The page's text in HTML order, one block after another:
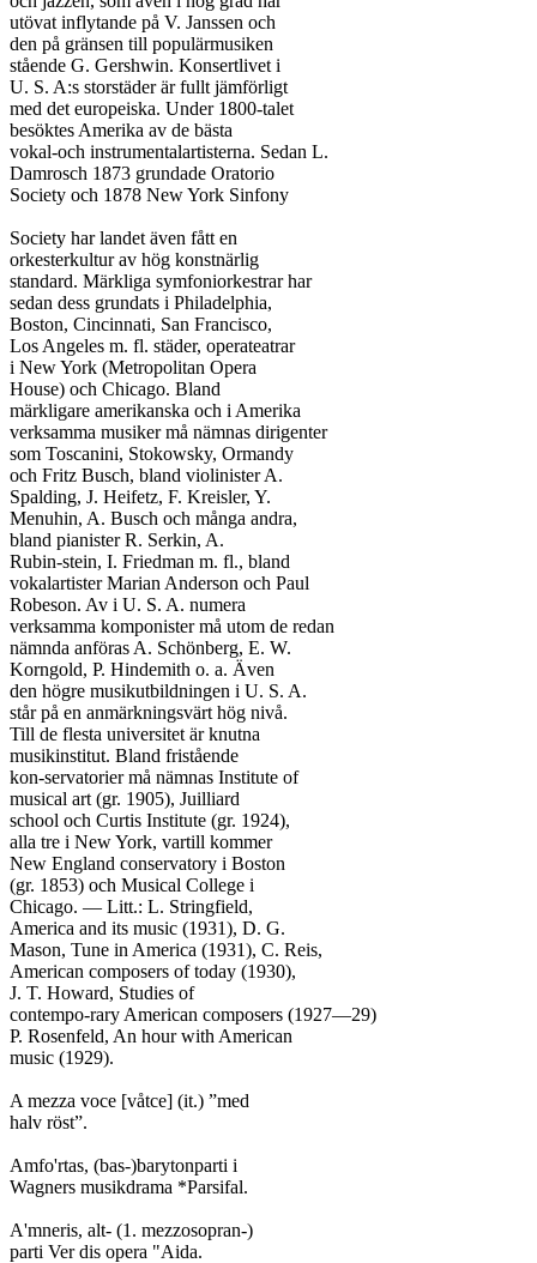
utövat inflytande på V. Janssen och
den på gränsen till populärmusiken
stående G. Gershwin. Konsertlivet i
U. S. A:s storstäder är fullt jämförligt
med det europeiska. Under 1800-talet
besöktes Amerika av de bästa
vokal-och instrumentalartisterna. Sedan L.
Damrosch 1873 grundade Oratorio
Society och 1878 New York Sinfony
Society har landet även fått en
orkesterkultur av hög konstnärlig
standard. Märkliga symfoniorkestrar har
sedan dess grundats i Philadelphia,
Boston, Cincinnati, San Francisco,
Los Angeles m. fl. städer, operateatrar
i New York (Metropolitan Opera
House) och Chicago. Bland
märkligare amerikanska och i Amerika
verksamma musiker må nämnas dirigenter
som Toscanini, Stokowsky, Ormandy
och Fritz Busch, bland violinister A.
Spalding, J. Heifetz, F. Kreisler, Y.
Menuhin, A. Busch och många andra,
bland pianister R. Serkin, A.
Rubin-stein, I. Friedman m. fl., bland
vokalartister Marian Anderson och Paul
Robeson. Av i U. S. A. numera
verksamma komponister må utom de redan
nämnda anföras A. Schönberg, E. W.
Korngold, P. Hindemith o. a. Även
den högre musikutbildningen i U. S. A.
står på en anmärkningsvärt hög nivå.
Till de flesta universitet är knutna
musikinstitut. Bland fristående
kon-servatorier må nämnas Institute of
musical art (gr. 1905), Juilliard
school och Curtis Institute (gr. 1924),
alla tre i New York, vartill kommer
New England conservatory i Boston
(gr. 1853) och Musical College i
Chicago. — Litt.: L. Stringfield,
America and its music (1931), D. G.
Mason, Tune in America (1931), C. Reis,
American composers of today (1930),
J. T. Howard, Studies of
contempo-rary American composers (1927—29)
P. Rosenfeld, An hour with American
music (1929).
A mezza voce [våtce] (it.) ”med
halv röst”.
Amfo'rtas, (bas-)barytonparti i
Wagners musikdrama *Parsifal.
A'mneris, alt- (1. mezzosopran-)
parti Ver dis opera "Aida.